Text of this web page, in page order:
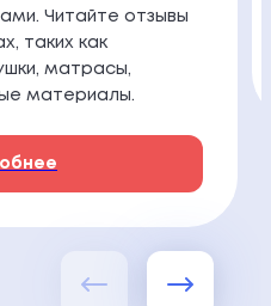
Читайте отзывы
таких как
матрасы,
материалы.